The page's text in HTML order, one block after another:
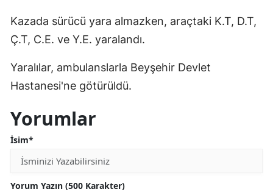
Eskişehir
Kazada sürücü yara almazken, araçtaki K.T, D.T,
Ç.T, C.E. ve Y.E. yaralandı.
Yaralılar, ambulanslarla Beyşehir Devlet
Hastanesi'ne götürüldü.
Yorumlar
İsim*
Yorum Yazın (500 Karakter)